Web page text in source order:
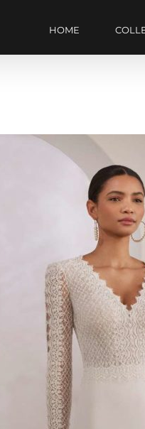
HOME